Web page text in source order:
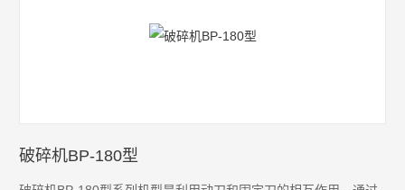
破碎机BP-180型